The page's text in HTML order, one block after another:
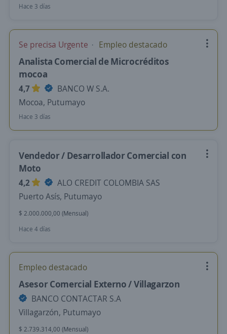
Hace 3 días
Se precisa Urgente Empleo destacado
Analista Comercial de Microcréditos
mocoa
4,7
BANCO W S.A.
Mocoa, Putumayo
Hace 3 días
Vendedor / Desarrollador Comercial con
Moto
4,2
ALO CREDIT COLOMBIA SAS
Puerto Asís, Putumayo
$ 2.000.000,00 (Mensual)
Hace 4 días
Empleo destacado
Asesor Comercial Externo / Villagarzon
BANCO CONTACTAR S.A
Villagarzón, Putumayo
$ 2.739.314,00 (Mensual)